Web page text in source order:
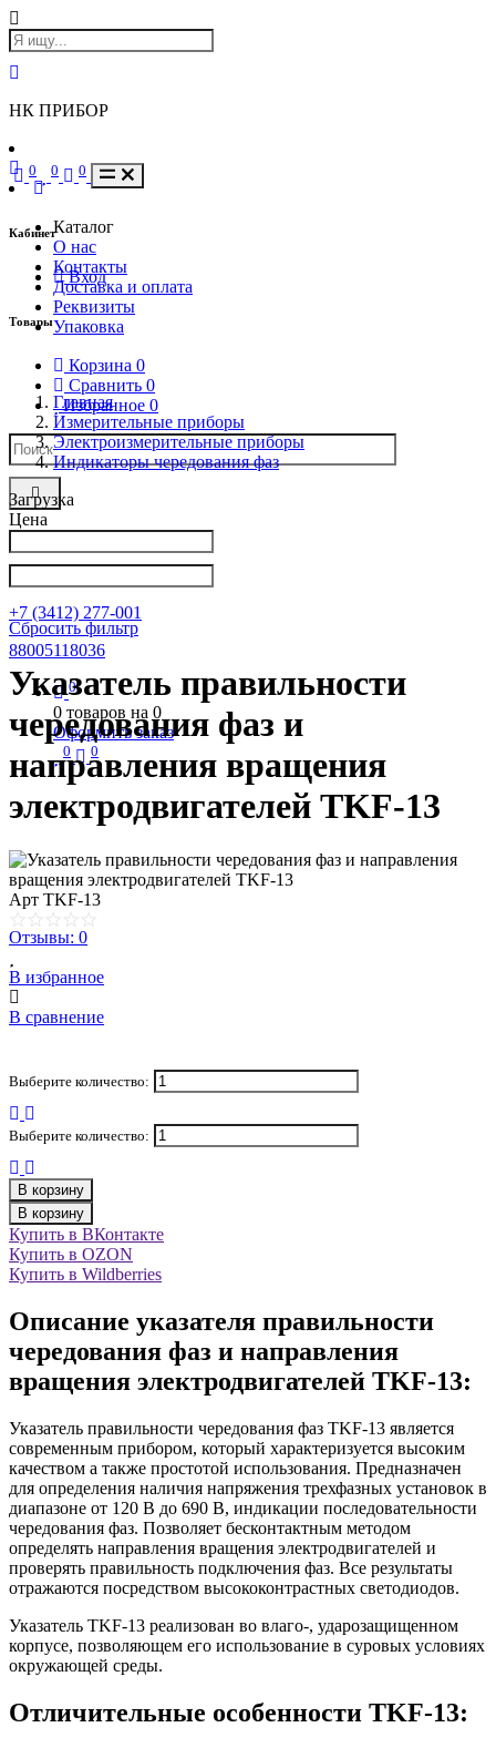
НК ПРИБОР
Кабинет
Вход
Товары
Корзина 0
Сравнить 0
Избранное 0
Написать в Телеграм
+7 (3412) 277-001
88005118036
0
0 товаров на 0
Оформить заказ
0 0
0 0 0
Каталог
О нас
Контакты
Доставка и оплата
Реквизиты
Упаковка
Главная
Измерительные приборы
Электроизмерительные приборы
Индикаторы чередования фаз
Загрузка
Цена
Сбросить фильтр
Указатель правильности
чередования фаз и
направления вращения
электродвигателей TKF-13
Арт TKF-13
Отзывы: 0
В избранное
В сравнение
Выберите количество:
Выберите количество:
В корзину
В корзину
Купить в ВКонтакте
Купить в OZON
Купить в Wildberries
Описание указателя правильности
чередования фаз и направления
вращения электродвигателей TKF-13:
Указатель правильности чередования фаз TKF-13 является
современным прибором, который характеризуется высоким
качеством а также простотой использования. Предназначен
для определения наличия напряжения трехфазных установок в
диапазоне от 120 В до 690 В, индикации последовательности
чередования фаз. Позволяет бесконтактным методом
определять направления вращения электродвигателей и
проверять правильность подключения фаз. Все результаты
отражаются посредством высококонтрастных светодиодов.
Указатель TKF-13 реализован во влаго-, ударозащищенном
корпусе, позволяющем его использование в суровых условиях
окружающей среды.
Отличительные особенности TKF-13: